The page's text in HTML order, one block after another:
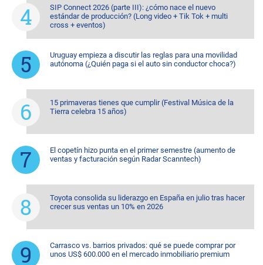
SIP Connect 2026 (parte III): ¿cómo nace el nuevo
estándar de producción? (Long video + Tik Tok + multi
cross + eventos)
Uruguay empieza a discutir las reglas para una movilidad
autónoma (¿Quién paga si el auto sin conductor choca?)
15 primaveras tienes que cumplir (Festival Música de la
Tierra celebra 15 años)
El copetín hizo punta en el primer semestre (aumento de
ventas y facturación según Radar Scanntech)
Toyota consolida su liderazgo en España en julio tras hacer
crecer sus ventas un 10% en 2026
Carrasco vs. barrios privados: qué se puede comprar por
unos US$ 600.000 en el mercado inmobiliario premium